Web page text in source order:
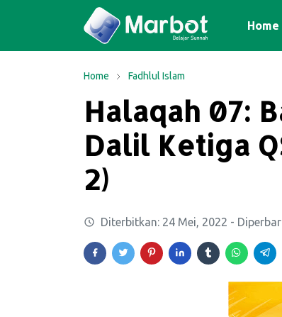
Home
Home Fadhlul Islam
Halaqah 07:
Dalil Ketiga
2)
Diterbitkan: 24 Mei, 2022 -